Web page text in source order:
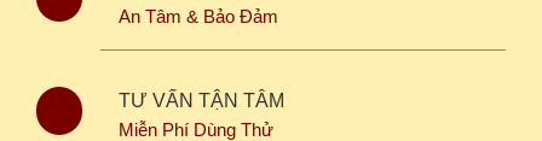
An Tâm & Bảo Đảm
TƯ VẤN TẬN TÂM
Miễn Phí Dùng Thử